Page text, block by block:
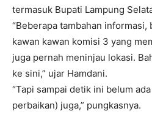
termasuk Bupati Lampung
“Beberapa tambahan informasi,
kawan kawan komisi 3 yang
juga pernah meninjau lokasi.
ke sini,” ujar Hamdani.
“Tapi sampai detik ini belum
perbaikan) juga,” pungkasnya.